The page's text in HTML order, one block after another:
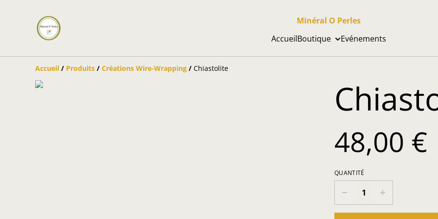
Minéral O Perles
AccueilBoutique Evénements
Accueil / Produits / Créations Wire-Wrapping / Chiastolite
48,00 €
QUANTITÉ